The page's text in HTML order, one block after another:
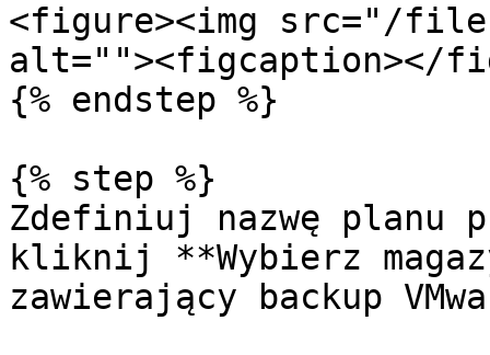
<figure><img src="/files/
alt=""><figcaption></
{% endstep %}
{% step %}
Zdefiniuj nazwę planu
kliknij **Wybierz
zawierający backup